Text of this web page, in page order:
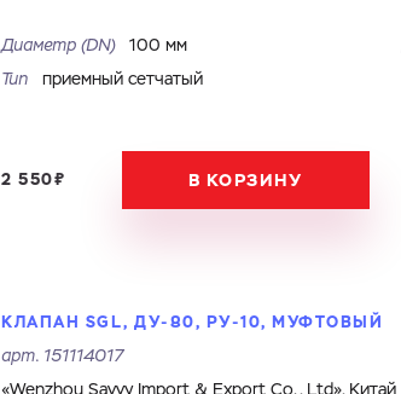
Диаметр (DN) 100 мм
Тип
приемный сетчатый
2 550₽ В КОРЗИНУ
КЛАПАН SGL, ДУ-80, РУ-10, МУФТОВЫЙ
арт. 151114017
«Wenzhou Savvy Import & Export Co., Ltd», Китай